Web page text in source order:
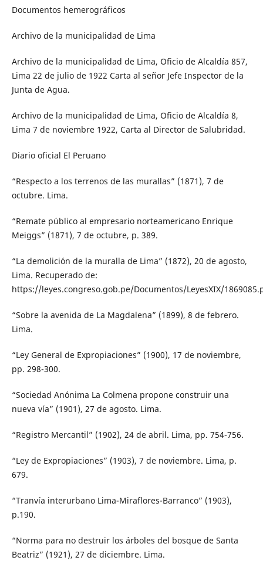
Documentos hemerográficos
Archivo de la municipalidad de Lima
Archivo de la municipalidad de Lima, Oficio de Alcaldía 857,
Lima 22 de julio de 1922 Carta al señor Jefe Inspector de la
Junta de Agua.
Archivo de la municipalidad de Lima, Oficio de Alcaldía 8,
Lima 7 de noviembre 1922, Carta al Director de Salubridad.
Diario oficial El Peruano
“Respecto a los terrenos de las murallas” (1871), 7 de
octubre. Lima.
“Remate público al empresario norteamericano Enrique
Meiggs” (1871), 7 de octubre, p. 389.
“La demolición de la muralla de Lima” (1872), 20 de agosto,
Lima. Recuperado de:
https://leyes.congreso.gob.pe/Documentos/LeyesXIX/
“Sobre la avenida de La Magdalena” (1899), 8 de febrero.
Lima.
“Ley General de Expropiaciones” (1900), 17 de noviembre,
pp. 298-300.
“Sociedad Anónima La Colmena propone construir una
nueva vía” (1901), 27 de agosto. Lima.
“Registro Mercantil” (1902), 24 de abril. Lima, pp. 754-756.
“Ley de Expropiaciones” (1903), 7 de noviembre. Lima, p.
679.
“Tranvía interurbano Lima-Miraflores-Barranco” (1903),
p.190.
“Norma para no destruir los árboles del bosque de Santa
Beatriz” (1921), 27 de diciembre. Lima.